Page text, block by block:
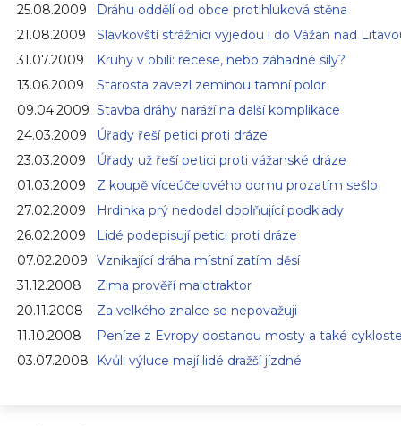
25.08.2009
Dráhu oddělí od obce protihluková stěna
21.08.2009
Slavkovští strážníci vyjedou i do Vážan nad
31.07.2009
Kruhy v obilí: recese, nebo záhadné síly?
13.06.2009
Starosta zavezl zeminou tamní poldr
09.04.2009 Stavba dráhy naráží na další komplikace
24.03.2009
Úřady řeší petici proti dráze
23.03.2009
Úřady už řeší petici proti vážanské dráze
01.03.2009
Z koupě víceúčelového domu prozatím sešlo
27.02.2009
Hrdinka prý nedodal doplňující podklady
26.02.2009
Lidé podepisují petici proti dráze
07.02.2009
Vznikající dráha místní zatím děsí
31.12.2008
Zima prověří malotraktor
20.11.2008
Za velkého znalce se nepovažuji
11.10.2008
Peníze z Evropy dostanou mosty a také
03.07.2008
Kvůli výluce mají lidé dražší jízdné